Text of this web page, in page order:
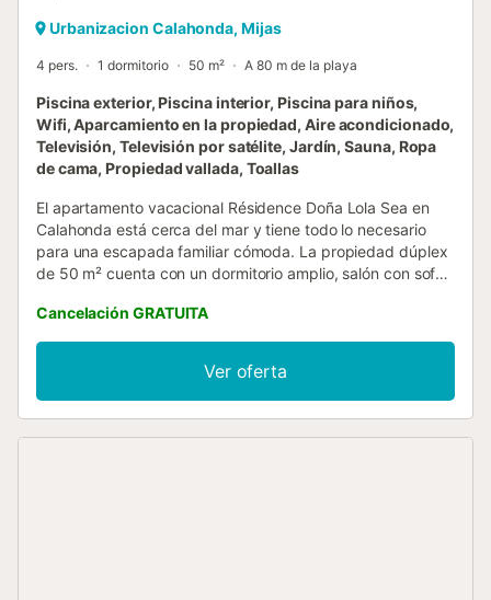
Urbanizacion Calahonda, Mijas
4 pers. 1 dormitorio 50 m² A 80 m de la playa
Piscina exterior, Piscina interior, Piscina para niños,
Wifi, Aparcamiento en la propiedad, Aire acondicionado,
Televisión, Televisión por satélite, Jardín, Sauna, Ropa
de cama, Propiedad vallada, Toallas
El apartamento vacacional Résidence Doña Lola Sea en
Calahonda está cerca del mar y tiene todo lo necesario
para una escapada familiar cómoda. La propiedad dúplex
de 50 m² cuenta con un dormitorio amplio, salón con sofá
huéspedes. Entre los servicios encontraréis Wi-Fi de alta
velocidad, aire acondicionado, lavadora, secadora,
lavavajillas y televisión. El apartamento dispone de un
espacio exterior privado con terraza al aire libre, balcón y
barbacoa, perfecto para disfrutar del clima mediterráneo.
Cancelación GRATUITA
Ver oferta